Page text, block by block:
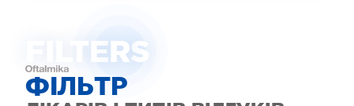
FILTERS
ФІЛЬТР